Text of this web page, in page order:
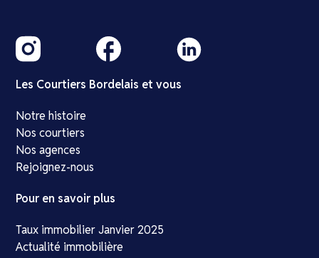
Les Courtiers Bordelais et vous
Notre histoire
Nos courtiers
Nos agences
Rejoignez-nous
Pour en savoir plus
Taux immobilier Janvier 2025
Actualité immobilière